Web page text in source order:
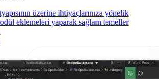
üzerine ihtiyaçlarınıza yönelik
eklemeleri yaparak sağlam temeller